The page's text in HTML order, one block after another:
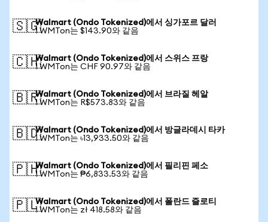
🇸🇬Walmart (Ondo Tokenized)에서 싱가포르 달러
1 WMTon는 $143.90와 같음
🇨🇭Walmart (Ondo Tokenized)에서 스위스 프랑
1 WMTon는 CHF 90.97와 같음
🇧🇷Walmart (Ondo Tokenized)에서 브라질 헤알
1 WMTon는 R$573.83와 같음
🇧🇩Walmart (Ondo Tokenized)에서 방글라데시 타카
1 WMTon는 ৳13,933.50와 같음
🇵🇭Walmart (Ondo Tokenized)에서 필리핀 페소
1 WMTon는 ₱6,833.53와 같음
🇵🇱Walmart (Ondo Tokenized)에서 폴란드 즐로티
1 WMTon는 zł 418.58와 같음